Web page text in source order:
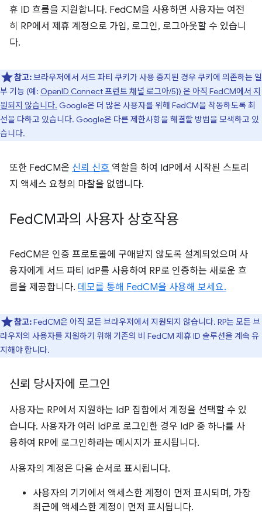
휴 ID 흐름을 지원합니다. FedCM을 사용하면 사용자는 여전
히 RP에서 제휴 계정으로 가입, 로그인, 로그아웃할 수 있습니
다.
참고:브라우저에서 서드 파티 쿠키가 사용 중지된 경우 쿠키에 의존하는 일
부 기능 (예: OpenID Connect 프런트 채널 로그아/5}) 은 아직 FedCM에서 지
원되지 않습니다. Google은 더 많은 사용자를 위해 FedCM을 작동하도록 최
선을 다하고 있습니다. Google은 다른 제한사항을 해결할 방법을 모색하고 있
습니다.
또한 FedCM은 신뢰 신호 역할을 하여 IdP에서 시작된 스토리
지 액세스 요청의 마찰을 없앱니다.
FedCM과의 사용자 상호작용
FedCM은 인증 프로토콜에 구애받지 않도록 설계되었으며 사
용자에게 서드 파티 IdP를 사용하여 RP로 인증하는 새로운 흐
름을 제공합니다. 데모를 통해 FedCM을 사용해 보세요.
참고:FedCM은 아직 모든 브라우저에서 지원되지 않습니다. RP는 모든 브
라우저의 사용자를 지원하기 위해 기존의 비 FedCM 제휴 ID 솔루션을 계속 유
지해야 합니다.
신뢰 당사자에 로그인
사용자는 RP에서 지원하는 IdP 집합에서 계정을 선택할 수 있
습니다. 사용자가 여러 IdP로 로그인한 경우 IdP 중 하나를 사
용하여 RP에 로그인하라는 메시지가 표시됩니다.
사용자의 계정은 다음 순서로 표시됩니다.
사용자의 기기에서 액세스한 계정이 먼저 표시되며, 가장
최근에 액세스한 계정이 먼저 표시됩니다.